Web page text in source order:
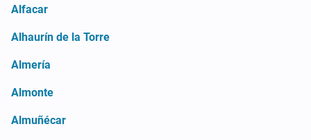
Alfacar
Alhaurín de la Torre
Almería
Almonte
Almuñécar